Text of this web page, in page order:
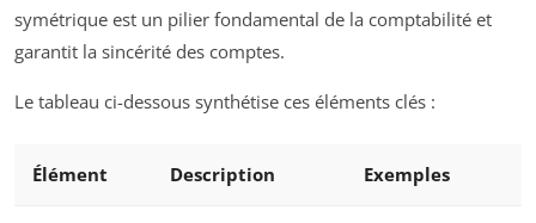
symétrique est un pilier fondamental de la comptabilité et
garantit la sincérité des comptes.
Le tableau ci-dessous synthétise ces éléments clés :
Élément Description Exemples